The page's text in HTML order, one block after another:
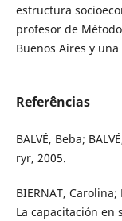
estructura
profesor de
Buenos Aires y
Referências
BALVÉ, Beba;
ryr, 2005.
BIERNAT, Carolina;
La capacitación